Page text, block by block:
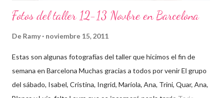
Fotos del taller 12-13 Novbre en Barcelona
De Ramy noviembre 15, 2011
Estas son algunas fotografías del taller que hicimos el fin de
semana en Barcelona Muchas gracias a todos por venir El grupo
del sábado, Isabel, Cristina, Ingrid, Mariola, Ana, Trini, Quar, Ana,